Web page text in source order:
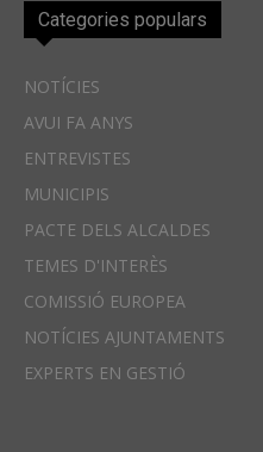
Categories populars
NOTÍCIES
AVUI FA ANYS
ENTREVISTES
MUNICIPIS
PACTE DELS ALCALDES
TEMES D'INTERÈS
COMISSIÓ EUROPEA
NOTÍCIES AJUNTAMENTS
EXPERTS EN GESTIÓ